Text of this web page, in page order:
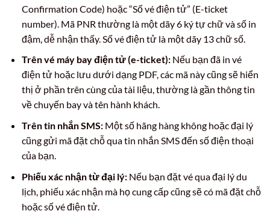
Confirmation Code) hoặc “Số vé điện tử” (E-ticket
number). Mã PNR thường là một dãy 6 ký tự chữ và số in
đậm, dễ nhận thấy. Số vé điện tử là một dãy 13 chữ số.
Trên vé máy bay điện tử (e-ticket):Nếu bạn đã in vé
điện tử hoặc lưu dưới dạng PDF, các mã này cũng sẽ hiển
thị ở phần trên cùng của tài liệu, thường là gần thông tin
về chuyến bay và tên hành khách.
Trên tin nhắn SMS:Một số hãng hàng không hoặc đại lý
cũng gửi mã đặt chỗ qua tin nhắn SMS đến số điện thoại
của bạn.
Phiếu xác nhận từ đại lý:Nếu bạn đặt vé qua đại lý du
lịch, phiếu xác nhận mà họ cung cấp cũng sẽ có mã đặt chỗ
hoặc số vé điện tử.